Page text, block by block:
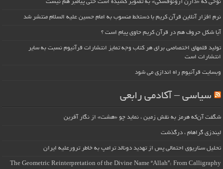
نوحی که «دارِن آرونوفسکی» به تصویر کشیده است حتی پیامبر هم نیست
نرم افزار آنلاین قرآن کریم با دستخط منسوب به امام حسین علیه السلام منتشر شد
آیا شکل حروف هم در قرآن کریم حاوی پیام است ؟
تولید قلمهای اختصاصی برای هر کتاب وجه تمایز انتشارات قرآنیوم نسبت به سایر
انتشارات است
وبسایت قرآنیوم راه اندازی می شود
سیاسی – آکادمی رابعی
شگفت آن‌که هرمز به نقش زمین ، نماید چو «هشت» از نگار آفرین
لیندزی گراهام ، درگذشت
تحلیل سناریوی احتمالی پس از تهدید دونالد ترامپ به خاطر ترورعلیه ایران
The Geometric Reinterpretation of the Divine Name “Allah”: From Calligraphy